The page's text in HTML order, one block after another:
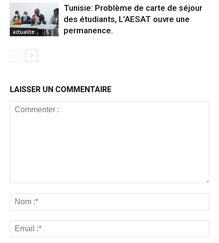
actualite
Tunisie: Problème de carte de séjour
des étudiants, L’AESAT ouvre une
permanence.
LAISSER UN COMMENTAIRE